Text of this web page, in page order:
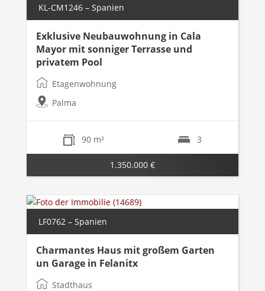
KL-CM1246 – Spanien
Exklusive Neubauwohnung in Cala
Mayor mit sonniger Terrasse und
privatem Pool
Etagenwohnung
Palma
90 m² 3
1.350.000 €
LF0762 – Spanien
Charmantes Haus mit großem Garten
un Garage in Felanitx
Stadthaus